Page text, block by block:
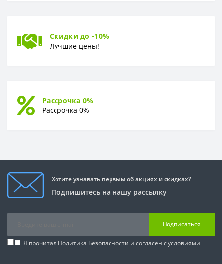
Скидки до -10%
Лучшие цены!
Рассрочка 0%
Рассрочка 0%
Хотите узнавать первым об акциях и скидках?
Подпишитесь на нашу рассылку
Подписаться
Я прочитал Политика Безопасности и согласен с условиями